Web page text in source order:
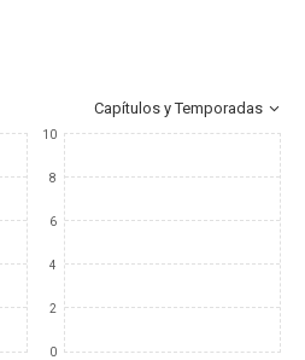
Capítulos y Temporadas
10
8
6
4
2
0